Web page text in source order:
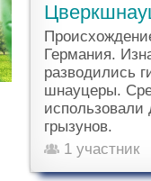
Германия.
разводились
шнауцеры.
грызунов.
1 участник